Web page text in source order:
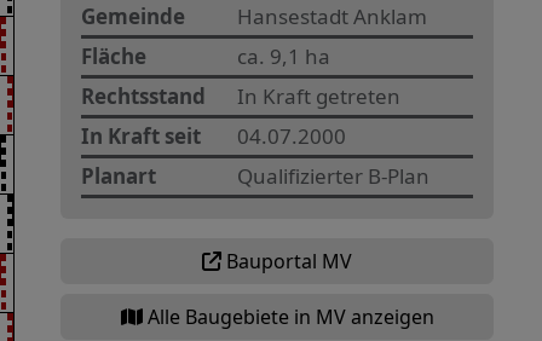
Gemeinde
Hansestadt Anklam
Fläche
ca. 9,1 ha
Rechtsstand
In Kraft getreten
In Kraft seit
04.07.2000
Planart
Qualifizierter B-Plan
Bauportal MV
Alle Baugebiete in MV anzeigen